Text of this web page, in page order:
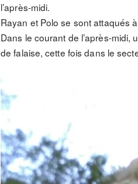
l’après-midi.
Rayan et Polo se sont attaqués
Dans le courant de l’après-
de falaise, cette fois dans le